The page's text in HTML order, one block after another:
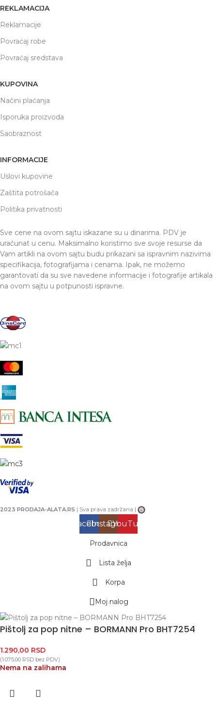
REKLAMACIJA
Reklamacije
Povraćaj robe
Povraćaj sredstava
KUPOVINA
Načini plaćanja
Isporuka proizvoda
Saobraznost
INFORMACIJE
Uslovi kupovine
Zaštita potrošača
Politika privatnosti
Sve cene na ovom sajtu iskazane su u dinarima. PDV je
uračunat u cenu. Maksimalno koristimo sve svoje resurse da
Vam artikli na ovom sajtu budu prikazani sa ispravnim nazivima
specifikacija, fotografijama i cenama. Ipak, ne možemo
garantovati da su sve navedene informacije i fotografije artikala
na ovom sajtu u potpunosti ispravne.
2023 PRODAJA-ALATA.RS | Sva prava zadržana |
Facebook
Instagram
YouTube
Prodavnica
Lista želja
Korpa
Moj nalog
Pištolj za pop nitne – BORMANN Pro BHT7254
1.290,00 RSD
(1.075,00 RSD bez PDV)
Nema na zalihama